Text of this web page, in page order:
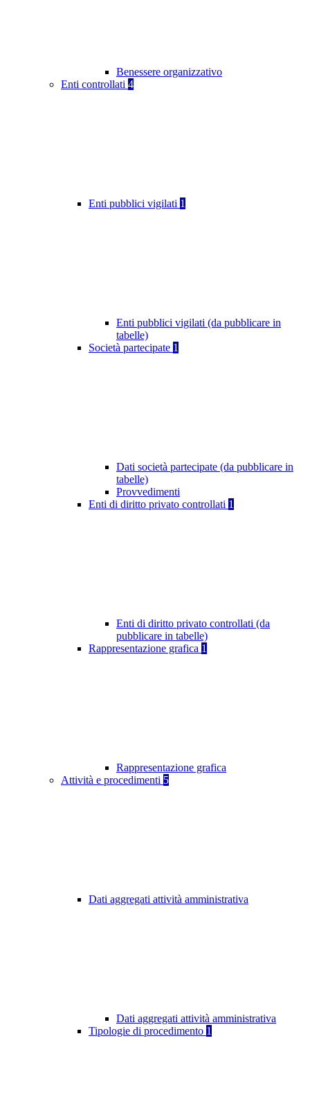
Benessere organizzativo
Enti controllati 4
Enti pubblici vigilati 1
Enti pubblici vigilati (da pubblicare in
tabelle)
Società partecipate 1
Dati società partecipate (da pubblicare in
tabelle)
Provvedimenti
Enti di diritto privato controllati 1
Enti di diritto privato controllati (da
pubblicare in tabelle)
Rappresentazione grafica 1
Rappresentazione grafica
Attività e procedimenti 5
Dati aggregati attività amministrativa
Dati aggregati attività amministrativa
Tipologie di procedimento 1